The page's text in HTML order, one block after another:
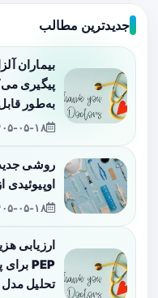
جدیدترین مطالب
بیماران
پیگیری
به‌طور
۱۴۰۵-۰۵-
روشی
اوپیوئیدی
۱۴۰۵-۰۵-
تحلیل